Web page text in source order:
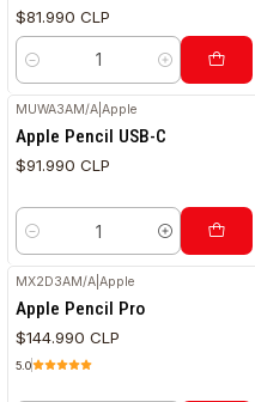
$81.990 CLP
Cantidad
MUWA3AM/A |Apple
Apple Pencil USB-C
$91.990 CLP
Cantidad
MX2D3AM/A |Apple
Apple Pencil Pro
$144.990 CLP
5.0